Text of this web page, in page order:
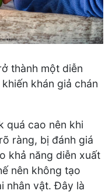
thành một diễn
khán giả chán
quá cao nên khi
ràng, bị đánh giá
khả năng diễn xuất
nên không tạo
nhân vật. Đây là